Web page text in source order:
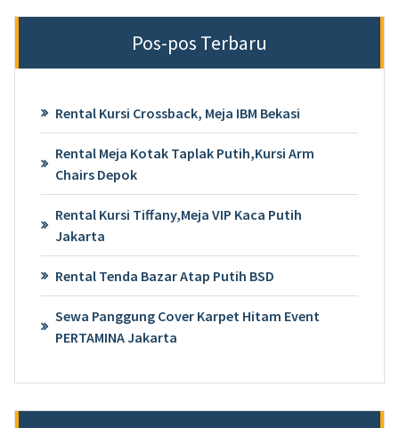
Pos-pos Terbaru
Rental Kursi Crossback, Meja IBM Bekasi
Rental Meja Kotak Taplak Putih,Kursi Arm
Chairs Depok
Rental Kursi Tiffany,Meja VIP Kaca Putih
Jakarta
Rental Tenda Bazar Atap Putih BSD
Sewa Panggung Cover Karpet Hitam Event
PERTAMINA Jakarta